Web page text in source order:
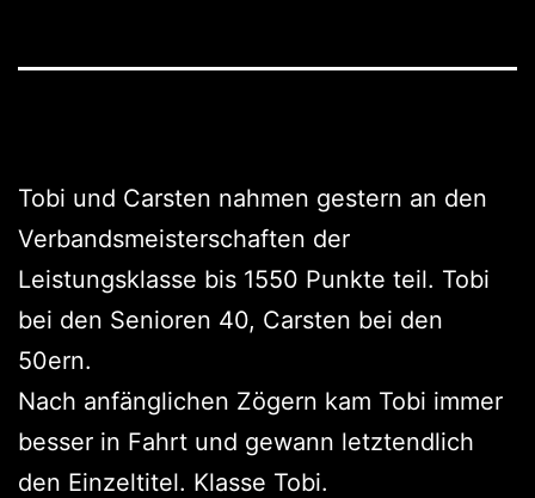
Tobi und Carsten nahmen gestern an den
Verbandsmeisterschaften der
Leistungsklasse bis 1550 Punkte teil. Tobi
bei den Senioren 40, Carsten bei den
50ern.
Nach anfänglichen Zögern kam Tobi immer
besser in Fahrt und gewann letztendlich
den Einzeltitel. Klasse Tobi.